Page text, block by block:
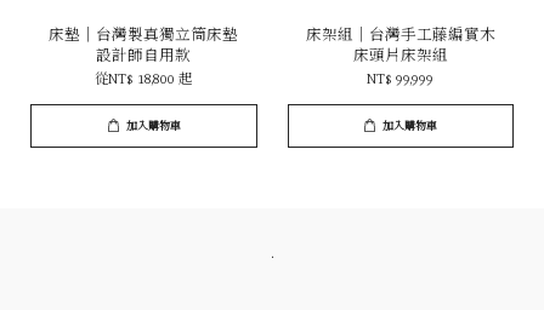
床墊｜台灣製真獨立筒床墊
設計師自用款
從NT$ 18,800起
加入購物車
床架組｜台灣手工藤編實木
床頭片床架組
NT$ 99,999
加入購物車
．